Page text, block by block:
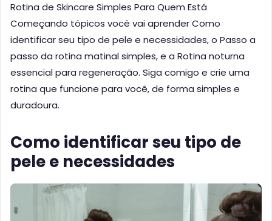
Rotina de Skincare Simples Para Quem Está
Começando tópicos você vai aprender Como
identificar seu tipo de pele e necessidades, o Passo a
passo da rotina matinal simples, e a Rotina noturna
essencial para regeneração. Siga comigo e crie uma
rotina que funcione para você, de forma simples e
duradoura.
Como identificar seu tipo de
pele e necessidades